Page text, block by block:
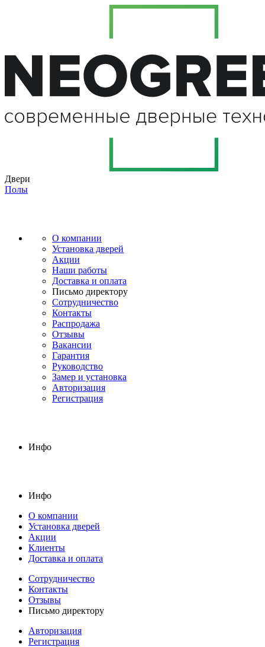
Двери
Полы
О компании
Установка дверей
Акции
Наши работы
Доставка и оплата
Письмо директору
Сотрудничество
Контакты
Распродажа
Отзывы
Вакансии
Гарантия
Руководство
Замер и установка
Авторизация
Регистрация
Инфо
Инфо
О компании
Установка дверей
Акции
Клиенты
Доставка и оплата
Сотрудничество
Контакты
Отзывы
Письмо директору
Авторизация
Регистрация